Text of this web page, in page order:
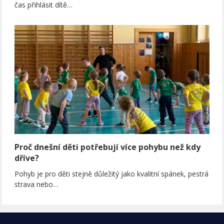
čas přihlásit dítě…
Proč dnešní děti potřebují více pohybu než kdy
dříve?
Pohyb je pro děti stejně důležitý jako kvalitní spánek, pestrá
strava nebo…